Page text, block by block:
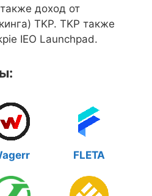
доход от
TKP. TKP также
IEO Launchpad.
FLETA